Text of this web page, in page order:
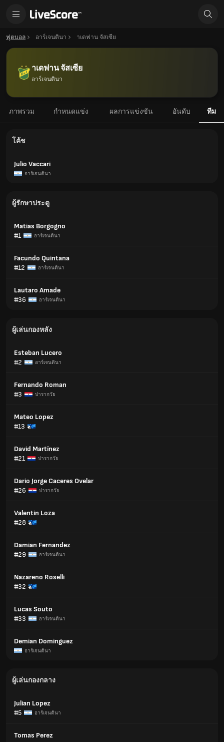
ฟุตบอล อาร์เจนตินา าเดฟาน จัสเซีย
าเดฟาน จัสเซีย
อาร์เจนตินา
ภาพรวม กำหนดแข่ง ผลการแข่งขัน อันดับ ทีม
โค้ช
Julio Vaccari
อาร์เจนตินา
ผู้รักษาประตู
Matias Borgogno
#1
อาร์เจนตินา
Facundo Quintana
#12
อาร์เจนตินา
Lautaro Amade
#36
อาร์เจนตินา
ผู้เล่นกองหลัง
Esteban Lucero
#2
อาร์เจนตินา
Fernando Roman
#3
ปารากวัย
Mateo Lopez
#13
David Martínez
#21
ปารากวัย
Dario Jorge Caceres Ovelar
#26
ปารากวัย
Valentin Loza
#28
Damian Fernandez
#29
อาร์เจนตินา
Nazareno Roselli
#32
Lucas Souto
#33
อาร์เจนตินา
Demian Dominguez
อาร์เจนตินา
ผู้เล่นกองกลาง
Julian Lopez
#5
อาร์เจนตินา
Tomas Perez